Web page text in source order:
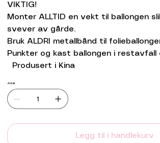
VIKTIG!
Monter ALLTID en vekt til ballongen
svever av gårde.
Bruk ALDRI metallbånd til
Punkter og kast ballongen i restavfall
Produsert i Kina
Antall
Legg til i handlekurv